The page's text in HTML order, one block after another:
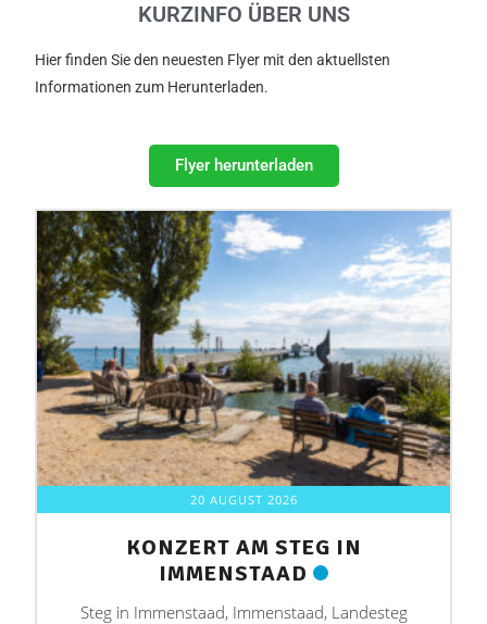
KURZINFO ÜBER UNS
Hier finden Sie den neuesten Flyer mit den aktuellsten
Informationen zum Herunterladen.
Flyer herunterladen
20 AUGUST 2026
KONZERT AM STEG IN
IMMENSTAAD
Steg in Immenstaad, Immenstaad, Landesteg